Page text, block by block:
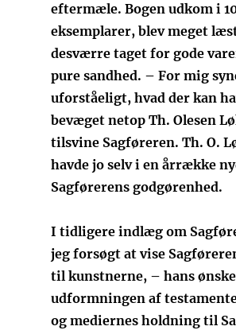
eftermæle. Bogen udkom i
eksemplarer, blev meget
desværre taget for gode
pure sandhed. – For mig
uforståeligt, hvad der kan
bevæget netop Th. Olesen
tilsvine Sagføreren. Th. O.
havde jo selv i en årrække
Sagførerens godgørenhed.
I tidligere indlæg om
jeg forsøgt at vise
til kunstnerne, – hans
udformningen af
og mediernes holdning til